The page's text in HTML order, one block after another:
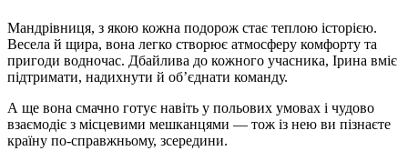
Мандрівниця, з якою кожна подорож стає теплою історією.
Весела й щира, вона легко створює атмосферу комфорту та
пригоди водночас. Дбайлива до кожного учасника, Ірина вміє
підтримати, надихнути й об’єднати команду.
А ще вона смачно готує навіть у польових умовах і чудово
взаємодіє з місцевими мешканцями — тож із нею ви пізнаєте
країну по-справжньому, зсередини.